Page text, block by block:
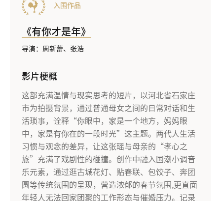
《有你才是年》
入围作品
导演：周新蕾、张浩
影片梗概
这部充满温情与现实思考的短片，以河北省石家庄
市为拍摄背景，通过普通母女之间的日常对话和生
活琐事，诠释“你眼中，家是一个地方，妈妈眼
中，家是有你在的一段时光”这主题。两代人生活
习惯与观念的差异，让这张瑶与母亲的“孝心之
旅”充满了戏剧性的碰撞。创作中融入国潮小调音
乐元素，通过逛古城花灯、贴春联、包饺子、奔团
圆等传统氛围的呈现，营造浓郁的春节氛围,更直面
年轻人无法回家团聚的工作形态与催婚压力。记录